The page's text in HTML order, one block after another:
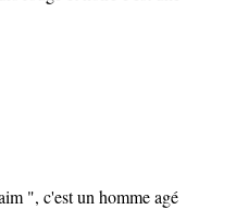
", c'est un homme agé